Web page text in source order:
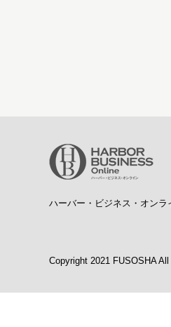
ハーバー・ビジネス・オンラ
Copyright 2021 FUSOSHA